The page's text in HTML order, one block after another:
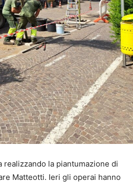
realizzando la piantumazione di
Matteotti. Ieri gli operai hanno